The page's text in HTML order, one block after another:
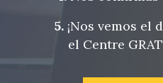
5. ¡Nos vemos el
el Centre